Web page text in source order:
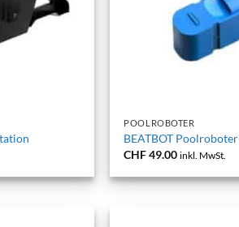
POOLROBOTER
BEATBOT
CHF49.00 inkl. MwSt.